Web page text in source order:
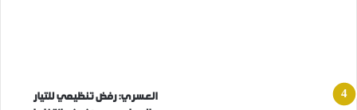
العسري: رفض تنظيمي للتيار